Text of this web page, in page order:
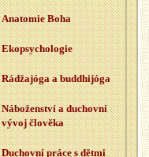
Ana­to­mie Boha
Ekopsy­cho­lo­gie
Rádžajóga a budd­hijóga
Ná­bo­žen­ství a du­chov­ní
vývoj člo­vě­ka
Du­chov­ní práce s dětmi